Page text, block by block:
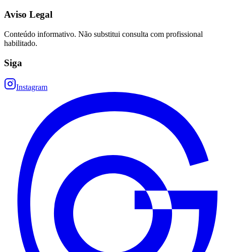
Aviso Legal
Conteúdo informativo. Não substitui consulta com profissional
habilitado.
Siga
Instagram